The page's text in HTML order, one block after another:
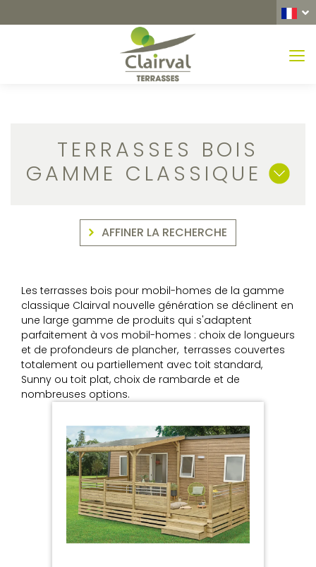
TERRASSES BOIS
GAMME CLASSIQUE
AFFINER LA RECHERCHE
Les terrasses bois pour mobil-homes de la gamme
classique Clairval nouvelle génération se déclinent en
une large gamme de produits qui s'adaptent
parfaitement à vos mobil-homes : choix de longueurs
et de profondeurs de plancher, terrasses couvertes
totalement ou partiellement avec toit standard,
Sunny ou toit plat, choix de rambarde et de
nombreuses options.